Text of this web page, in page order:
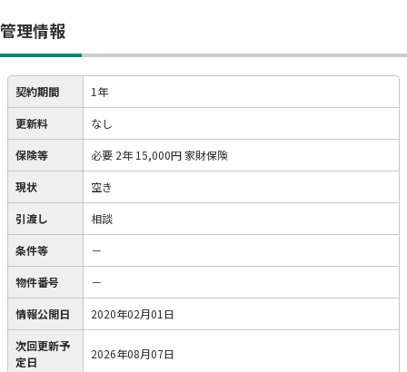
管理情報
契約期間 1年
更新料 なし
保険等 必要 2年 15,000円 家財保険
現状 空き
引渡し 相談
条件等 －
物件番号 －
情報公開日 2020年02月01日
次回更新予
定日
2026年08月07日